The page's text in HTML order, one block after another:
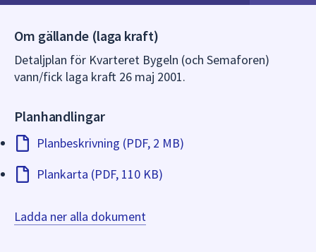
Om gällande (laga kraft)
Detaljplan för Kvarteret Bygeln (och Semaforen)
vann/fick laga kraft 26 maj 2001.
Planhandlingar
Planbeskrivning (PDF, 2 MB)
Plankarta (PDF, 110 KB)
Ladda ner alla dokument